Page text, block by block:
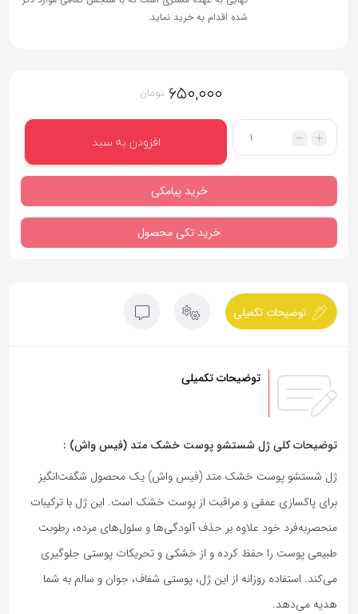
شده اقدام به خرید نماید.
۶۵۰,۰۰۰ تومان
تعداد
افزودن به سبد
خرید پیامکی
خرید تکی محصول
توضیحات تکمیلی
توضیحات تکمیلی
توضیحات کلی ژل شستشو پوست خشک متد (فیس واش) :
ژل شستشو پوست خشک متد (فیس واش) یک محصول شگفت‌انگیز
برای پاکسازی عمقی و مراقبت از پوست خشک است. این ژل با ترکیبات
منحصربه‌فرد خود علاوه بر حذف آلودگی‌ها و سلول‌های مرده، رطوبت
طبیعی پوست را حفظ کرده و از خشکی و تحریکات پوستی جلوگیری
می‌کند. استفاده روزانه از این ژل، پوستی شفاف، جوان و سالم به شما
هدیه می‌دهد.